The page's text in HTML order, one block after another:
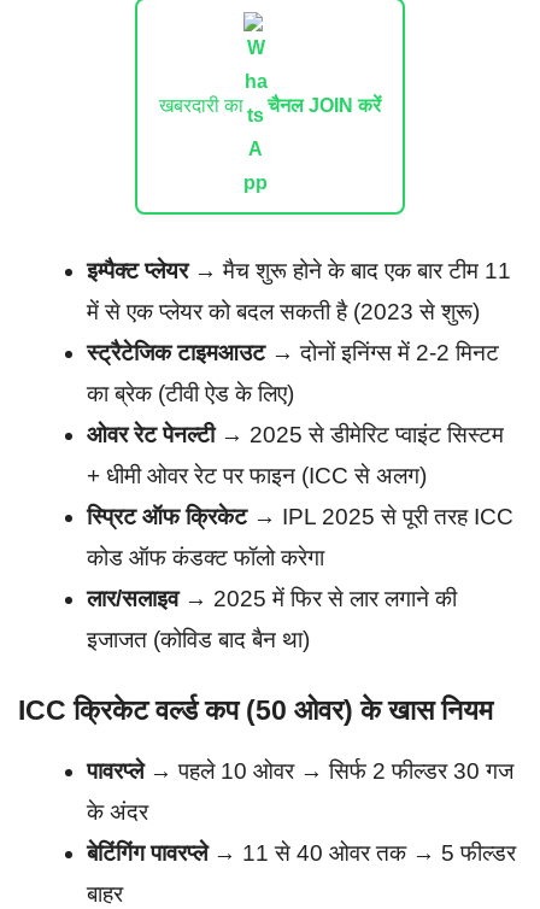
खबरदारी का चैनल JOIN करें
इम्पैक्ट प्लेयर→ मैच शुरू होने के बाद एक बार टीम 11
में से एक प्लेयर को बदल सकती है (2023 से शुरू)
स्ट्रैटेजिक टाइमआउट→ दोनों इनिंग्स में 2-2 मिनट
का ब्रेक (टीवी ऐड के लिए)
ओवर रेट पेनल्टी→ 2025 से डीमेरिट प्वाइंट सिस्टम
+ धीमी ओवर रेट पर फाइन (ICC से अलग)
स्प्रिट ऑफ क्रिकेट→ IPL 2025 से पूरी तरह ICC
कोड ऑफ कंडक्ट फॉलो करेगा
लार/सलाइव→ 2025 में फिर से लार लगाने की
इजाजत (कोविड बाद बैन था)
ICC क्रिकेट वर्ल्ड कप (50 ओवर) के खास नियम
पावरप्ले→ पहले 10 ओवर → सिर्फ 2 फील्डर 30 गज
के अंदर
बेटिंगिंग पावरप्ले→ 11 से 40 ओवर तक → 5 फील्डर
बाहर